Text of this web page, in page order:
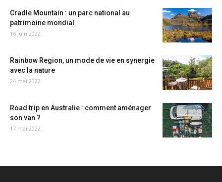
Cradle Mountain : un parc national au
patrimoine mondial
16 juin 2022
Rainbow Region, un mode de vie en synergie
avec la nature
24 mai 2022
Road trip en Australie : comment aménager
son van ?
17 mai 2022